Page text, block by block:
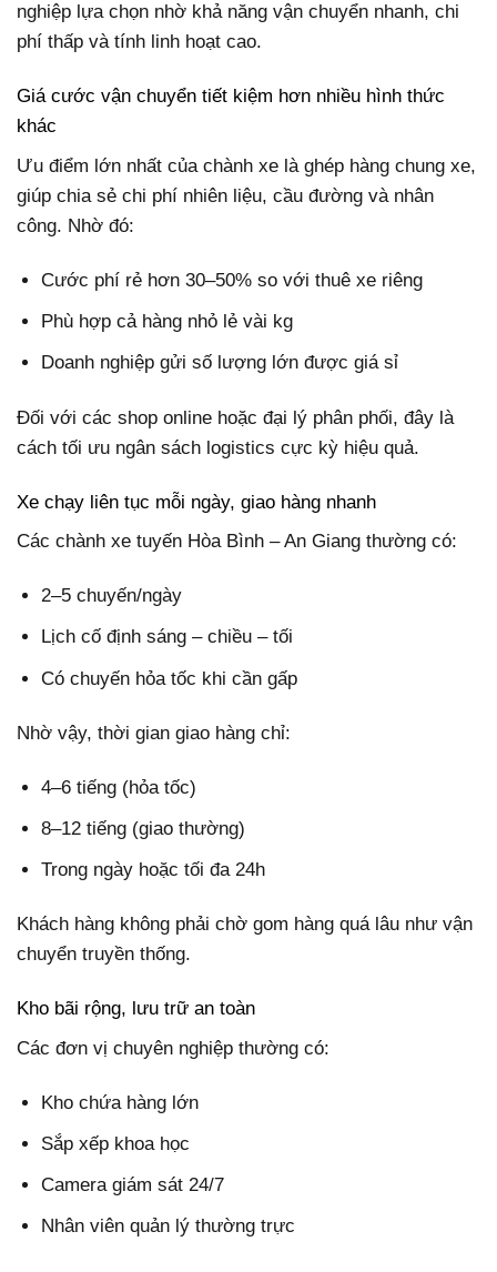
nghiệp lựa chọn nhờ khả năng vận chuyển nhanh, chi
phí thấp và tính linh hoạt cao.
Giá cước vận chuyển tiết kiệm hơn nhiều hình thức
khác
Ưu điểm lớn nhất của chành xe là ghép hàng chung xe,
giúp chia sẻ chi phí nhiên liệu, cầu đường và nhân
công. Nhờ đó:
Cước phí rẻ hơn 30–50% so với thuê xe riêng
Phù hợp cả hàng nhỏ lẻ vài kg
Doanh nghiệp gửi số lượng lớn được giá sỉ
Đối với các shop online hoặc đại lý phân phối, đây là
cách tối ưu ngân sách logistics cực kỳ hiệu quả.
Xe chạy liên tục mỗi ngày, giao hàng nhanh
Các chành xe tuyến Hòa Bình – An Giang thường có:
2–5 chuyến/ngày
Lịch cố định sáng – chiều – tối
Có chuyến hỏa tốc khi cần gấp
Nhờ vậy, thời gian giao hàng chỉ:
4–6 tiếng (hỏa tốc)
8–12 tiếng (giao thường)
Trong ngày hoặc tối đa 24h
Khách hàng không phải chờ gom hàng quá lâu như vận
chuyển truyền thống.
Kho bãi rộng, lưu trữ an toàn
Các đơn vị chuyên nghiệp thường có:
Kho chứa hàng lớn
Sắp xếp khoa học
Camera giám sát 24/7
Nhân viên quản lý thường trực